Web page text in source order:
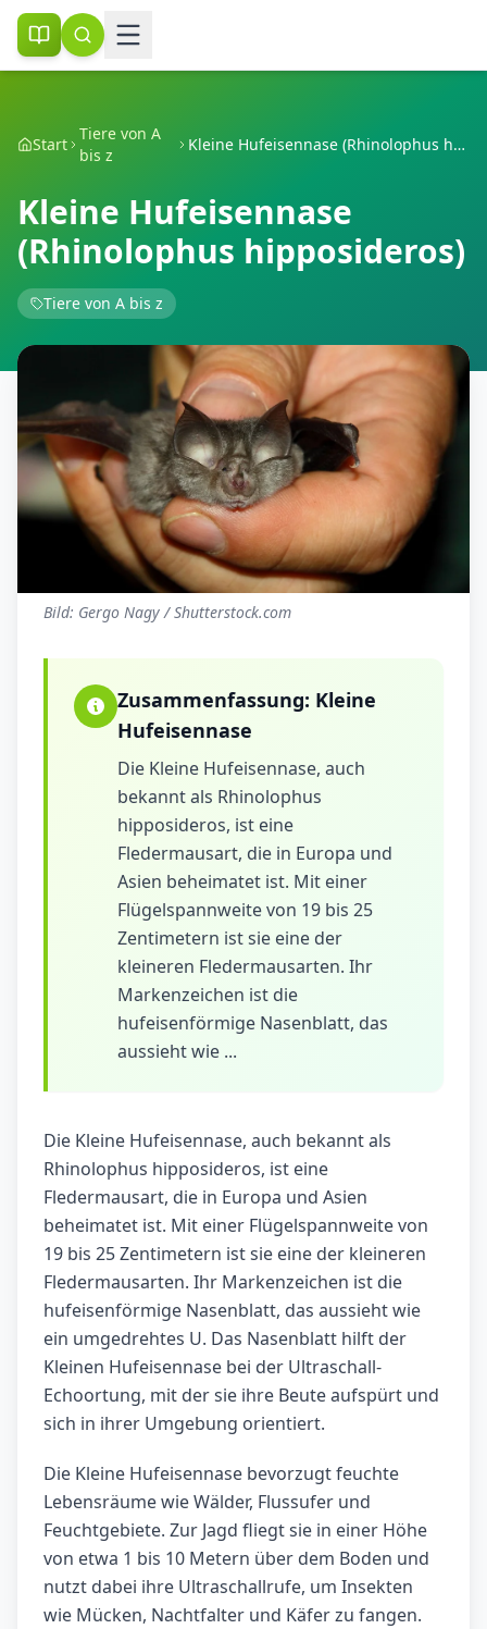
Start
Tiere von A
bis z
Kleine Hufeisennase (Rhinolophus hipposideros)
Kleine Hufeisennase
(Rhinolophus hipposideros)
Tiere von A bis z
Bild: Gergo Nagy / Shutterstock.com
Zusammenfassung: Kleine
Hufeisennase
Die Kleine Hufeisennase, auch
bekannt als Rhinolophus
hipposideros, ist eine
Fledermausart, die in Europa und
Asien beheimatet ist. Mit einer
Flügelspannweite von 19 bis 25
Zentimetern ist sie eine der
kleineren Fledermausarten. Ihr
Markenzeichen ist die
hufeisenförmige Nasenblatt, das
aussieht wie ...
Die Kleine Hufeisennase, auch bekannt als
Rhinolophus hipposideros, ist eine
Fledermausart, die in Europa und Asien
beheimatet ist. Mit einer Flügelspannweite von
19 bis 25 Zentimetern ist sie eine der kleineren
Fledermausarten. Ihr Markenzeichen ist die
hufeisenförmige Nasenblatt, das aussieht wie
ein umgedrehtes U. Das Nasenblatt hilft der
Kleinen Hufeisennase bei der Ultraschall-
Echoortung, mit der sie ihre Beute aufspürt und
sich in ihrer Umgebung orientiert.
Die Kleine Hufeisennase bevorzugt feuchte
Lebensräume wie Wälder, Flussufer und
Feuchtgebiete. Zur Jagd fliegt sie in einer Höhe
von etwa 1 bis 10 Metern über dem Boden und
nutzt dabei ihre Ultraschallrufe, um Insekten
wie Mücken, Nachtfalter und Käfer zu fangen.